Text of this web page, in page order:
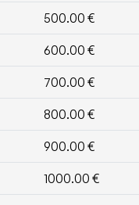
500.00 €
600.00 €
700.00 €
800.00 €
900.00 €
1000.00 €